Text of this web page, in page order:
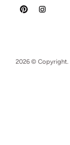
2026 © Copyright.